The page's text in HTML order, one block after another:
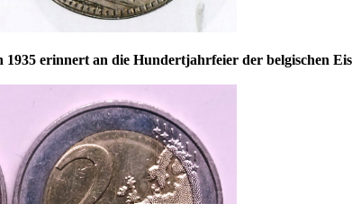
1935 erinnert an die Hundertjahrfeier der belgischen